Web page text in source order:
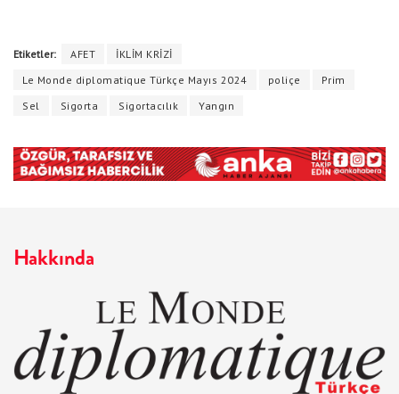
Etiketler: AFET
İKLİM KRİZİ
Le Monde diplomatique Türkçe Mayıs 2024
poliçe
Prim
Sel
Sigorta Sigortacılık Yangın
Hakkında